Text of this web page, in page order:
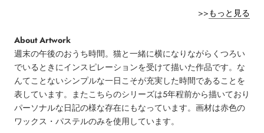
>>もっと見る
About Artwork
週末の午後のおうち時間。猫と一緒に横になりながらくつろい
でいるときにインスピレーションを受けて描いた作品です。な
んてことないシンプルな一日こそが充実した時間であることを
表しています。またこちらのシリーズは5年程前から描いており
パーソナルな日記の様な存在にもなっています。画材は赤色の
ワックス・パステルのみを使用しています。